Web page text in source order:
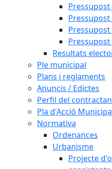
Resultats
Ple municipal
Plans i reglaments
Anuncis / Edictes
Perfil del
Pla d'Acció
Normativa
Ordenances
Urbanisme
Projecte